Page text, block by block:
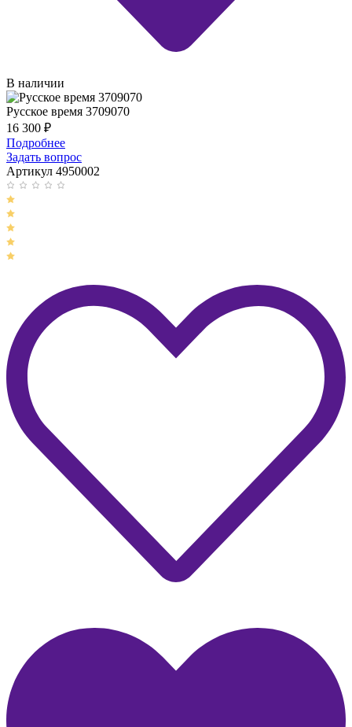
В наличии
Русское время 3709070
16 300 ₽
Подробнее
Задать вопрос
Артикул 4950002